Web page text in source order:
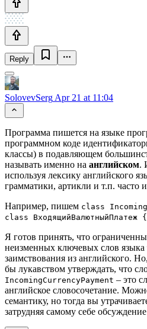
Reply
SolovevSerg Apr 21 at 11:04
Программа пишется на языке
программном коде
классы) в подавляющем
называть именно на английском.
используя лексику английского
грамматики, артикли и т.п. часто
Например, пишем class
class ВходящийВалютныйПлатеж
Я готов принять, что
неизменных ключевых слов языка
заимствования из английского.
бы лукавством утверждать, что
IncomingCurrencyPayment – это
английское словосочетание.
семантику, но тогда вы
затрудняя самому себе